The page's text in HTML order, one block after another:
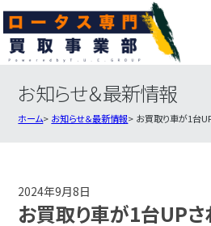
3ステップのカンタン査定
ロータス買取実績
お知らせ＆最新情報
ホーム お知らせ＆最新情報 お買取り車が1台
2024年9月8日
お買取り車が1台UPさ